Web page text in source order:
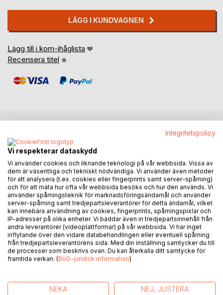
LÄGG I KUNDVAGNEN
Lägg till i kom-ihåglista
Recensera titel
BESKRIVNING
Denna kombinerade konst- och diktbok är tänkt både som
förströelse i stunden och som inspiration för läsarens egna
kreativa äventyr. Här blandas högt med lågt, nonsens med
mera djupsinnigt, humor med allvar, ibland dagsaktuellt och
andra gånger tidlöst. Första kvartalsrapporten från Ulla
Maria Johanson innehåller dagliga målningar och verser från
januari - mars 2017. Den spiralbundna utgivningen gör det
också lätt att ställa upp boken och exponera önskad
målning eller varför inte - riva ut någon bild och hänga upp
den.
FÖRFATTARE
Integritetspolicy
Vi respekterar dataskydd
Vi använder cookies och liknande teknologi på vår webbsida. Vissa av
dem är väsentliga och tekniskt nödvändiga. Vi använder även metoder
för att analysera (t.ex. cookies eller fingerprints samt server-spårning)
och för att mäta hur ofta vår webbsida besöks och hur den används. Vi
använder spårningsteknik för marknadsföringsändamål och använder
server-spårning samt tredjepartsleverantörer för detta ändamål, vilket
kan innebära användning av cookies, fingerprints, spårningspixlar och
IP-adresser på olika enheter. Vi bäddar även in tredjepartsinnehåll från
andra leverantörer (videoplattformar) på vår webbsida. Vi har inget
inflytande över den vidare databehandlingen eller eventuell spårning
från tredjepartsleverantörens sida. Med din inställning samtycker du till
de processer som beskrivs ovan. Du kan återkalla ditt samtycke för
framtida verkan. (BoD-juridisk information)
NEKA NEJ, JUSTERA